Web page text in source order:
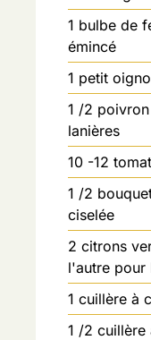
1 bulbe de
émincé
1 petit
1 /2
lanières
10 -12
1 /2
ciselée
2 citrons
l'autre pour
1 cuillère à
1 /2 cuillère